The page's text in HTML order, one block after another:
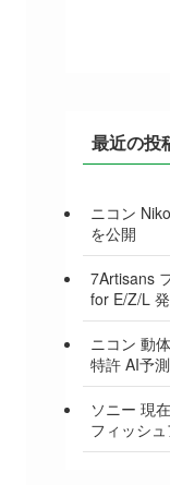
最近の投
ニコン
を公開
7Artisans
for E/Z/L
ニコン 動
特許 AI予
ソニー 現
フィッシ